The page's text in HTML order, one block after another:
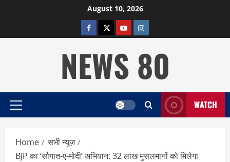
August 10, 2026
facebooktwitterYOUTUBE
instagram
NEWS 80
Primary
WATCH
Home
सभी न्यूज़
BJP का ‘सौगात-ए-मोदी’ अभियान: 32 लाख मुसलमानों को मिलेगा